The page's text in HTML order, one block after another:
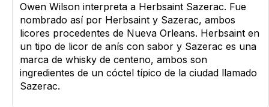
Owen Wilson interpreta a Herbsaint Sazerac. Fue
nombrado así por Herbsaint y Sazerac, ambos
licores procedentes de Nueva Orleans. Herbsaint en
un tipo de licor de anís con sabor y Sazerac es una
marca de whisky de centeno, ambos son
ingredientes de un cóctel típico de la ciudad llamado
Sazerac.